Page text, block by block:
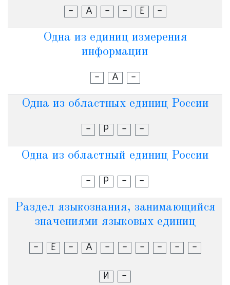
- А - - Е -
Одна из единиц измерения
информации
- А -
Одна из областных единиц России
- Р - -
Одна из областный единиц России
- Р - -
Раздел языкознания, занимающийся
значениями языковых единиц
- Е - А - - - - - -
И -